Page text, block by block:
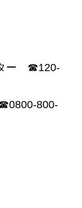
ター ☎︎120-
800-